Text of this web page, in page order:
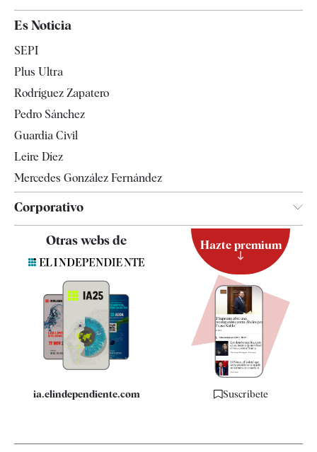
España
Televisión
Es Noticia
SEPI
Plus Ultra
Rodríguez Zapatero
Pedro Sánchez
Guardia Civil
Leire Díez
Mercedes González Fernández
Corporativo
Contacto
Quiénes somos
Especificaciones
Otras webs de
ia.elindependiente.com
Hazte premium
Suscríbete